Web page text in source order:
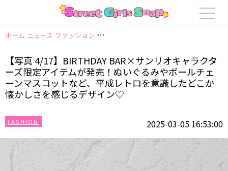
ホーム ニュース ファッション 【写真 4/17】BIRTHDAY BAR×サンリオ
【写真 4/17】BIRTHDAY BAR×サンリオキャラクタ
ーズ限定アイテムが発売！ぬいぐるみやボールチェ
ーンマスコットなど、平成レトロを意識したどこか
懐かしさを感じるデザイン♡
FASHION 2025-03-05 16:53:00